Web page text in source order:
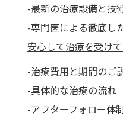
-最新の治療設備と技
-専門医による徹底し
安心して治療を受け
-治療費用と期間のご
-具体的な治療の流れ
-アフターフォロー体